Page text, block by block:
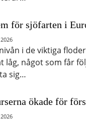
för sjöfarten i
i de viktiga
låg, något som får
sig…
ökade för